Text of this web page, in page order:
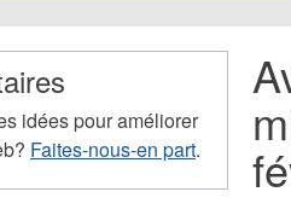
idées pour améliorer
Faites-nous-en part.